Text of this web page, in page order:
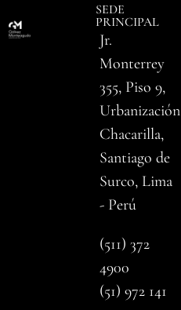
SEDE
PRINCIPAL
Jr.
Monterrey
355, Piso 9,
Urbanización
Chacarilla,
Santiago de
Surco, Lima
- Perú
(511) 372
4900
(51) 972 141